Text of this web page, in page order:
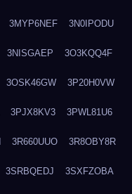
3MYP6NEF 3N0IPODU
3NISGAEP 3O3KQQ4F
3OSK46GW 3P20H0VW
3PJX8KV3 3PWL81U6
3R660UUO 3R8OBY8R
3SRBQEDJ 3SXFZOBA